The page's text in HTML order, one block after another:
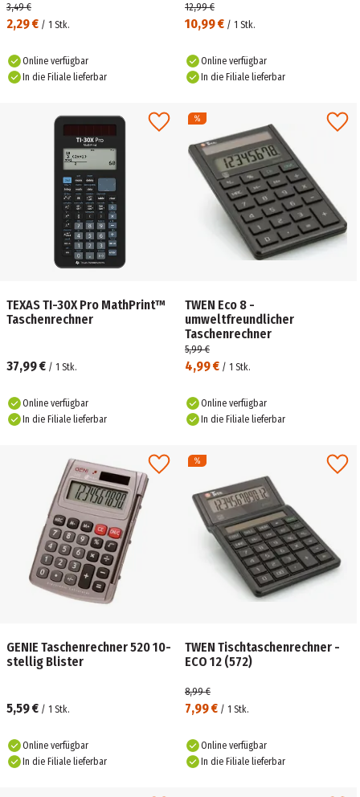
2,29 € / 1 Stk.
3,49 €
Online verfügbar
In die Filiale lieferbar
10,99 € / 1 Stk.
12,99 €
Online verfügbar
In die Filiale lieferbar
TEXAS TI-30X Pro MathPrint™
Taschenrechner
37,99 € / 1 Stk.
Online verfügbar
In die Filiale lieferbar
TWEN Eco 8 -
umweltfreundlicher
Taschenrechner
4,99 € / 1 Stk.
5,99 €
Online verfügbar
In die Filiale lieferbar
GENIE Taschenrechner 520 10-
stellig Blister
5,59 € / 1 Stk.
Online verfügbar
In die Filiale lieferbar
TWEN Tischtaschenrechner -
ECO 12 (572)
7,99 € / 1 Stk.
8,99 €
Online verfügbar
In die Filiale lieferbar